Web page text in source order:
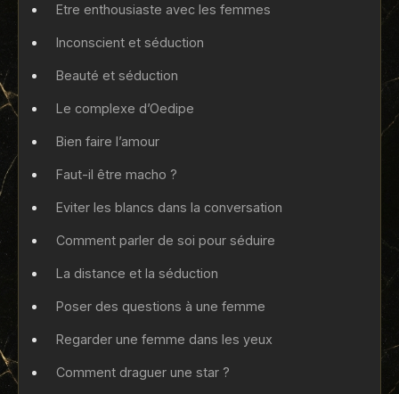
Etre enthousiaste avec les femmes
Inconscient et séduction
Beauté et séduction
Le complexe d’Oedipe
Bien faire l’amour
Faut-il être macho ?
Eviter les blancs dans la conversation
Comment parler de soi pour séduire
La distance et la séduction
Poser des questions à une femme
Regarder une femme dans les yeux
Comment draguer une star ?